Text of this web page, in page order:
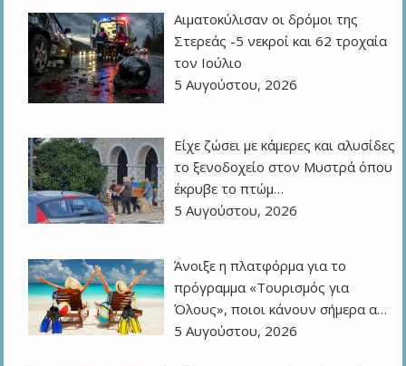
Αιματοκύλισαν οι δρόμοι της
Στερεάς -5 νεκροί και 62 τροχαία
τον Ιούλιο
5 Αυγούστου, 2026
Είχε ζώσει με κάμερες και αλυσίδες
το ξενοδοχείο στον Μυστρά όπου
έκρυβε το πτώμ…
5 Αυγούστου, 2026
Άνοιξε η πλατφόρμα για το
πρόγραμμα «Τουρισμός για
Όλους», ποιοι κάνουν σήμερα α…
5 Αυγούστου, 2026